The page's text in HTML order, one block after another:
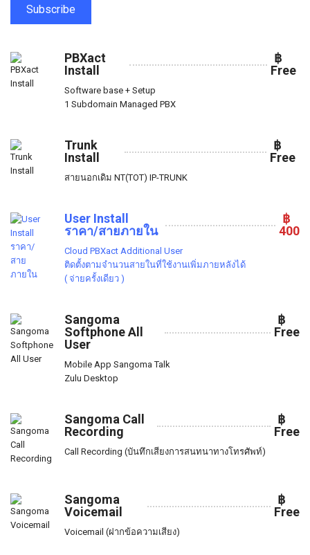
Subscribe
PBXact
Install
฿
Free
Software base + Setup
1 Subdomain Managed PBX
Trunk
Install
฿
Free
สายนอกเดิม NT(TOT) IP-TRUNK
User Install
ราคา/สายภายใน
฿
400
Cloud PBXact Additional User
ติดตั้งตามจำนวนสายในที่ใช้งานเพิ่มภายหลังได้
( จ่ายครั้งเดียว )
Sangoma
Softphone All
User
฿
Free
Mobile App Sangoma Talk
Zulu Desktop
Sangoma Call
Recording
฿
Free
Call Recording (บันทึกเสียงการสนทนาทางโทรศัพท์)
Sangoma
Voicemail
฿
Free
Voicemail (ฝากข้อความเสียง)